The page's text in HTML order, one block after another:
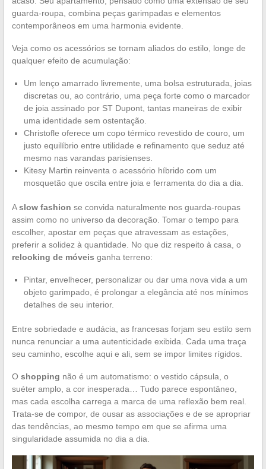
guarda-roupa, combina peças garimpadas e elementos
contemporâneos em uma harmonia evidente.
Veja como os acessórios se tornam aliados do estilo, longe de
qualquer efeito de acumulação:
Um lenço amarrado livremente, uma bolsa estruturada, joias
discretas ou, ao contrário, uma peça forte como o marcador
de joia assinado por ST Dupont, tantas maneiras de exibir
uma identidade sem ostentação.
Christofle oferece um copo térmico revestido de couro, um
justo equilíbrio entre utilidade e refinamento que seduz até
mesmo nas varandas parisienses.
Kitesy Martin reinventa o acessório híbrido com um
mosquetão que oscila entre joia e ferramenta do dia a dia.
Aslow fashion se convida naturalmente nos guarda-roupas
assim como no universo da decoração. Tomar o tempo para
escolher, apostar em peças que atravessam as estações,
preferir a solidez à quantidade. No que diz respeito à casa, o
relooking de móveis ganha terreno:
Pintar, envelhecer, personalizar ou dar uma nova vida a um
objeto garimpado, é prolongar a elegância até nos mínimos
detalhes de seu interior.
Entre sobriedade e audácia, as francesas forjam seu estilo sem
nunca renunciar a uma autenticidade exibida. Cada uma traça
seu caminho, escolhe aqui e ali, sem se impor limites rígidos.
O shopping não é um automatismo: o vestido cápsula, o
suéter amplo, a cor inesperada… Tudo parece espontâneo,
mas cada escolha carrega a marca de uma reflexão bem real.
Trata-se de compor, de ousar as associações e de se apropriar
das tendências, ao mesmo tempo em que se afirma uma
singularidade assumida no dia a dia.